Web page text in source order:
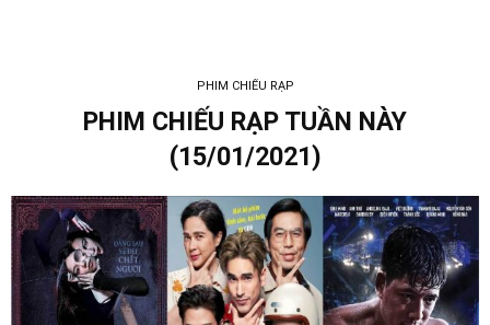
PHIM CHIẾU RẠP
PHIM CHIẾU RẠP TUẦN NÀY
(15/01/2021)